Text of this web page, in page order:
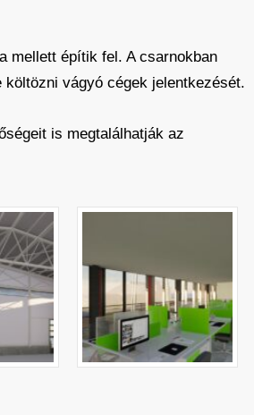
mellett építik fel. A csarnokban
vágyó cégek jelentkezését.
is megtalálhatják az